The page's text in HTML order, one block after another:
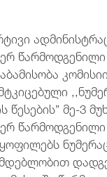
წესების” მე-3